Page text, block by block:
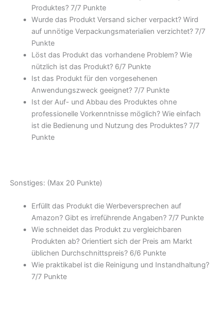
Produktes? 7/7 Punkte
Wurde das Produkt Versand sicher verpackt? Wird
auf unnötige Verpackungsmaterialien verzichtet? 7/7
Punkte
Löst das Produkt das vorhandene Problem? Wie
nützlich ist das Produkt? 6/7 Punkte
Ist das Produkt für den vorgesehenen
Anwendungszweck geeignet? 7/7 Punkte
Ist der Auf- und Abbau des Produktes ohne
professionelle Vorkenntnisse möglich? Wie einfach
ist die Bedienung und Nutzung des Produktes? 7/7
Punkte
Sonstiges: (Max 20 Punkte)
Erfüllt das Produkt die Werbeversprechen auf
Amazon? Gibt es irreführende Angaben? 7/7 Punkte
Wie schneidet das Produkt zu vergleichbaren
Produkten ab? Orientiert sich der Preis am Markt
üblichen Durchschnittspreis? 6/6 Punkte
Wie praktikabel ist die Reinigung und Instandhaltung?
7/7 Punkte